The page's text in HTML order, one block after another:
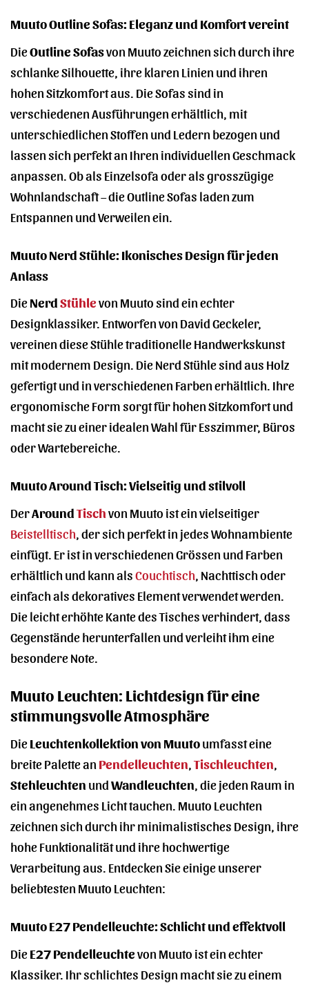
Muuto Outline Sofas: Eleganz und Komfort vereint
DieOutline Sofasvon Muuto zeichnen sich durch ihre
schlanke Silhouette, ihre klaren Linien und ihren
hohen Sitzkomfort aus. Die Sofas sind in
verschiedenen Ausführungen erhältlich, mit
unterschiedlichen Stoffen und Ledern bezogen und
lassen sich perfekt an Ihren individuellen Geschmack
anpassen. Ob als Einzelsofa oder als grosszügige
Wohnlandschaft – die Outline Sofas laden zum
Entspannen und Verweilen ein.
Muuto Nerd Stühle: Ikonisches Design für jeden
Anlass
DieNerdStühlevon Muuto sind ein echter
Designklassiker. Entworfen von David Geckeler,
vereinen diese Stühle traditionelle Handwerkskunst
mit modernem Design. Die Nerd Stühle sind aus Holz
gefertigt und in verschiedenen Farben erhältlich. Ihre
ergonomische Form sorgt für hohen Sitzkomfort und
macht sie zu einer idealen Wahl für Esszimmer, Büros
oder Wartebereiche.
Muuto Around Tisch: Vielseitig und stilvoll
DerAroundTischvon Muuto ist ein vielseitiger
Beistelltisch , der sich perfekt in jedes Wohnambiente
einfügt. Er ist in verschiedenen Grössen und Farben
erhältlich und kann alsCouchtisch , Nachttisch oder
einfach als dekoratives Element verwendet werden.
Die leicht erhöhte Kante des Tisches verhindert, dass
Gegenstände herunterfallen und verleiht ihm eine
besondere Note.
Muuto Leuchten: Lichtdesign für eine
stimmungsvolle Atmosphäre
DieLeuchtenkollektion von Muutoumfasst eine
breite Palette an Pendelleuchten Tischleuchten
Stehleuchten undWandleuchten , die jeden Raum in
ein angenehmes Licht tauchen. Muuto Leuchten
zeichnen sich durch ihr minimalistisches Design, ihre
hohe Funktionalität und ihre hochwertige
Verarbeitung aus. Entdecken Sie einige unserer
beliebtesten Muuto Leuchten:
Muuto E27 Pendelleuchte: Schlicht und effektvoll
DieE27 Pendelleuchtevon Muuto ist ein echter
Klassiker. Ihr schlichtes Design macht sie zu einem